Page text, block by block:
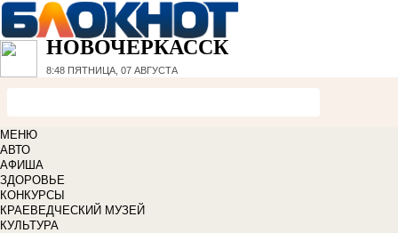
НОВОЧЕРКАССК
8:48 ПЯТНИЦА, 07 АВГУСТА
МЕНЮ
АВТО
АФИША
ЗДОРОВЬЕ
КОНКУРСЫ
КРАЕВЕДЧЕСКИЙ МУЗЕЙ
КУЛЬТУРА